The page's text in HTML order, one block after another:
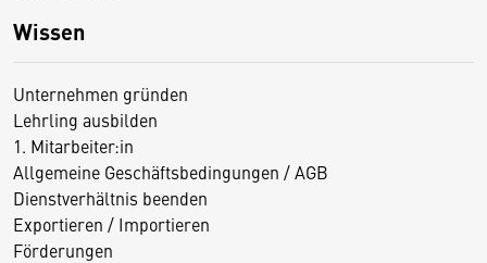
Wissen
Unternehmen gründen
Lehrling ausbilden
1. Mitarbeiter:in
Allgemeine Geschäftsbedingungen / AGB
Dienstverhältnis beenden
Exportieren / Importieren
Förderungen